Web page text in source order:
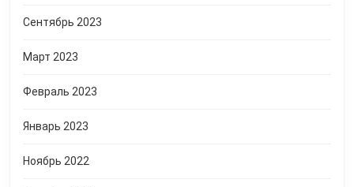
Сентябрь 2023
Март 2023
Февраль 2023
Январь 2023
Ноябрь 2022